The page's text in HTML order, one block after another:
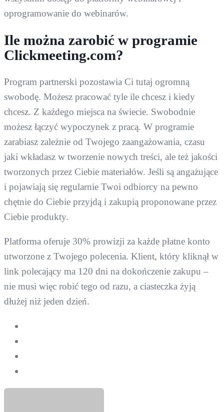
oprogramowanie do webinarów.
Ile można zarobić w programie
Clickmeeting.com?
Program partnerski pozostawia Ci tutaj ogromną
swobodę. Możesz pracować tyle ile chcesz i kiedy
chcesz. Z każdego miejsca na świecie. Swobodnie
możesz łączyć wypoczynek z pracą. W programie
zarabiasz zależnie od Twojego zaangażowania, czasu
jaki wkładasz w tworzenie nowych treści, ale też jakości
tworzonych przez Ciebie materiałów. Jeśli są angażujące
i pojawiają się regularnie Twoi odbiorcy na pewno
chętnie do Ciebie przyjdą i zakupią proponowane przez
Ciebie produkty.
Platforma oferuje 30% prowizji za każde płatne konto
utworzone z Twojego polecenia. Klient, który kliknął w
link polecający ma 120 dni na dokończenie zakupu –
nie musi więc robić tego od razu, a ciasteczka żyją
dłużej niż jeden dzień.